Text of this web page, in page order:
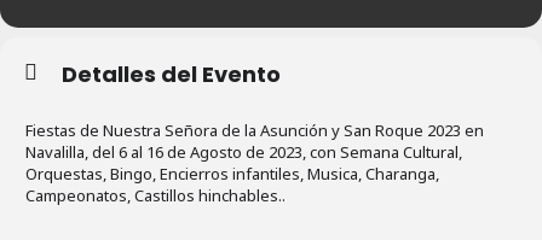
Detalles del Evento
Fiestas de Nuestra Señora de la Asunción y San Roque 2023 en
Navalilla, del 6 al 16 de Agosto de 2023, con Semana Cultural,
Orquestas, Bingo, Encierros infantiles, Musica, Charanga,
Campeonatos, Castillos hinchables..